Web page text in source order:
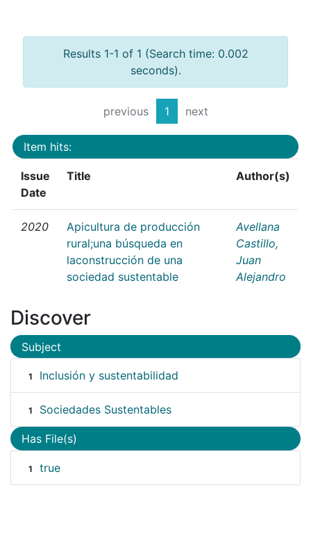
Results 1-1 of 1 (Search time: 0.002
seconds).
previous 1 next
Item hits:
Issue
Date
Title Author(s)
2020
Apicultura de producción
rural;una búsqueda en
laconstrucción de una
sociedad sustentable
Avellana
Castillo,
Juan
Alejandro
Discover
Subject
1 Inclusión y sustentabilidad
1 Sociedades Sustentables
Has File(s)
1 true